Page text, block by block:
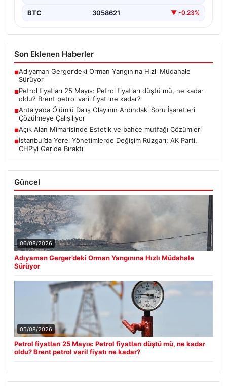
BTC 3058621 ▼ -0.23%
Son Eklenen Haberler
■Adıyaman Gerger’deki Orman Yangınına Hızlı Müdahale
Sürüyor
■Petrol fiyatları 25 Mayıs: Petrol fiyatları düştü mü, ne kadar
oldu? Brent petrol varil fiyatı ne kadar?
■Antalya’da Ölümlü Dalış Olayının Ardındaki Soru İşaretleri
Çözülmeye Çalışılıyor
■Açık Alan Mimarisinde Estetik ve bahçe mutfağı Çözümleri
■İstanbul’da Yerel Yönetimlerde Değişim Rüzgarı: AK Parti,
CHP’yi Geride Bıraktı
Güncel
06/08/2026
Adıyaman Gerger’deki Orman Yangınına Hızlı Müdahale
Sürüyor
05/08/2026
Petrol fiyatları 25 Mayıs: Petrol fiyatları düştü mü, ne kadar
oldu? Brent petrol varil fiyatı ne kadar?